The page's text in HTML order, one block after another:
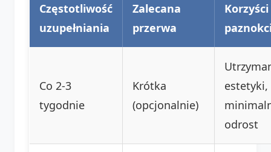
Częstotliwość
uzupełniania
Zalecana
przerwa
Co 2-3
tygodnie
Krótka
(opcjonalnie)
estetyki,
odrost